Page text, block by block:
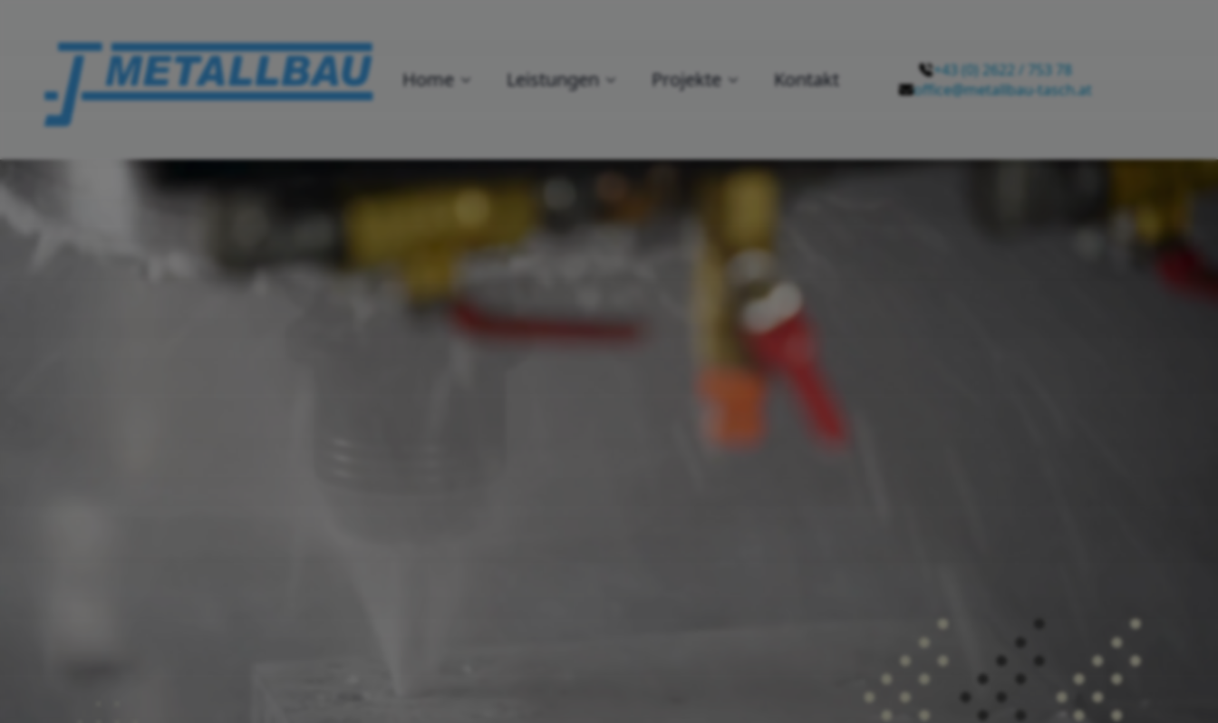
Home Leistungen Projekte Kontakt
+43 (0) 2622 / 753 78
office@metallbau-tasch.at